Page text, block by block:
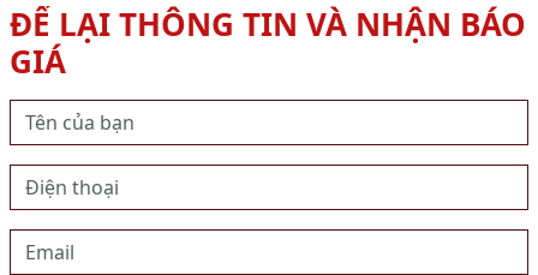
ĐỂ LẠI THÔNG TIN VÀ NHẬN BÁO
GIÁ